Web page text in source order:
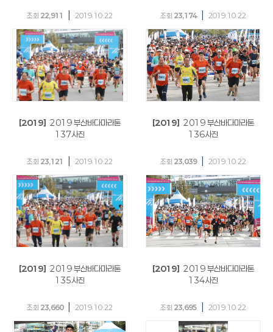
조회 22,911 2019.10.22 조회 23,174 2019.10.22
[2019] 2019 부산바다마라톤
137사진
조회 23,121 2019.10.22
[2019] 2019 부산바다마라톤
136사진
조회 23,039 2019.10.22
[2019] 2019 부산바다마라톤
135사진
조회 23,660 2019.10.22
[2019] 2019 부산바다마라톤
134사진
조회 23,695 2019.10.22